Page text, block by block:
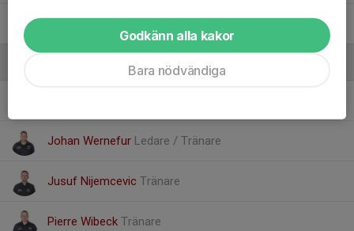
Johan Wernefur Ledare / Tränare
Jusuf Nijemcevic Tränare
Pierre Wibeck Tränare
Godkänn alla kakor
Bara nödvändiga